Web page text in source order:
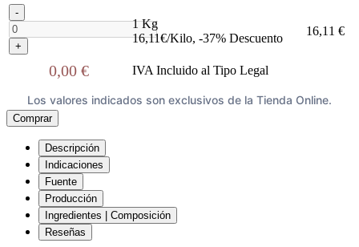
-
+
1 Kg
16,11€/Kilo, -37% Descuento
16,11 €
0,00 € IVA Incluido al Tipo Legal
Los valores indicados son exclusivos de la Tienda Online.
Comprar
Descripción
Indicaciones
Fuente
Producción
Ingredientes | Composición
Reseñas